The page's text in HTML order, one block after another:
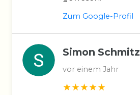
Zum Google-Profil
Simon Schmitz
vor einem Jahr